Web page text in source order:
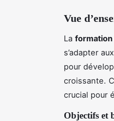
Vue
La
s’adapter
pour
croissante.
crucial pour
Objectifs et